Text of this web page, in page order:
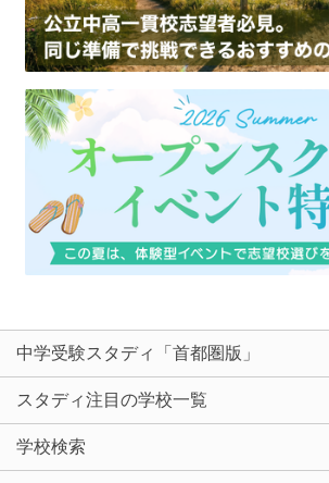
中学受験スタディ「首都圏版」
スタディ注目の学校一覧
学校検索